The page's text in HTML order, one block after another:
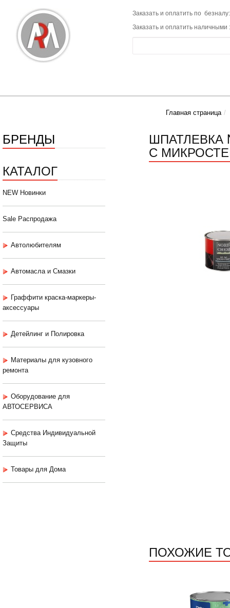
Заказать и оплатить по
Заказать и оплатить наличными
Главная страница
БРЕНДЫ
КАТАЛОГ
NEW Новинки
Sale Распродажа
Автолюбителям
Автомасла и Смазки
Граффити краска-маркеры-
аксессуары
Детейлинг и Полировка
Материалы для кузовного
ремонта
Оборудование для
АВТОСЕРВИСА
Средства Индивидуальной
Защиты
Товары для Дома
ШПАТЛЕВКА
С
ПОХОЖИЕ